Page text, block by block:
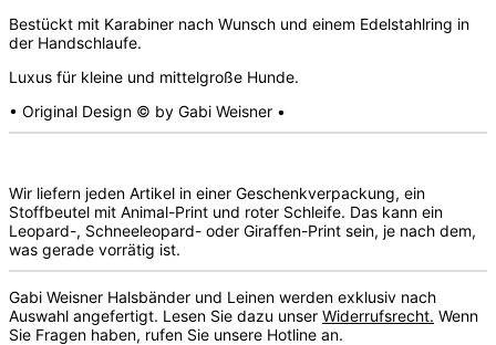
Bestückt mit Karabiner nach Wunsch und einem Edelstahlring in
der Handschlaufe.
Luxus für kleine und mittelgroße Hunde.
• Original Design © by Gabi Weisner •
Wir liefern jeden Artikel in einer Geschenkverpackung, ein
Stoffbeutel mit Animal-Print und roter Schleife. Das kann ein
Leopard-, Schneeleopard- oder Giraffen-Print sein, je nach dem,
was gerade vorrätig ist.
Gabi Weisner Halsbänder und Leinen werden exklusiv nach
Auswahl angefertigt. Lesen Sie dazu unser Widerrufsrecht. Wenn
Sie Fragen haben, rufen Sie unsere Hotline an.